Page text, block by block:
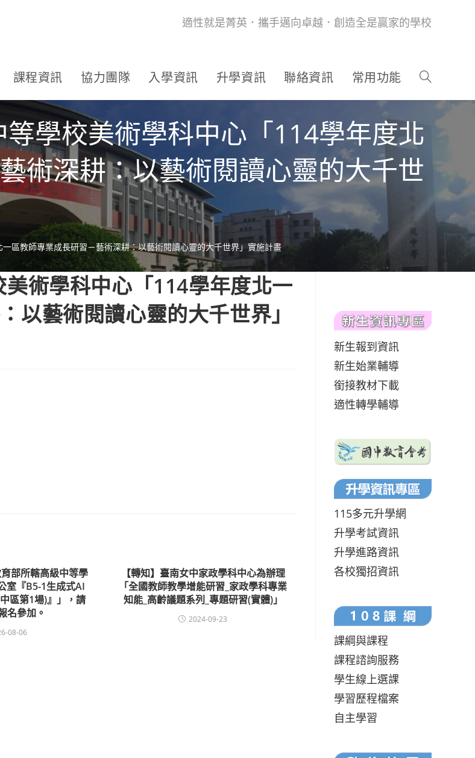
適性就是菁英．攜手邁向卓越．創造全是贏家的學校
課程資訊 協力團隊 入學資訊 升學資訊 聯絡資訊 常用功能
學校美術學科中心「114學年度北
術深耕：以藝術閱讀心靈的大千世
區教師專業成長研習－藝術深耕：以藝術閱讀心靈的大千世界」實施計畫
術學科中心「114學年度北一
以藝術閱讀心靈的大千世界」
育部所轄高級中等學
室『B5-1生成式AI
區第1場)』」，請
名參加。
08-06
【轉知】臺南女中家政學科中心為辦理
「全國教師教學增能研習_家政學科專業
知能_高齡議題系列_專題研習(實體)」
2024-09-23
新生報到資訊
新生始業輔導
銜接教材下載
適性轉學輔導
115多元升學網
升學考試資訊
升學進路資訊
各校獨招資訊
課綱與課程
課程諮詢服務
學生線上選課
學習歷程檔案
自主學習